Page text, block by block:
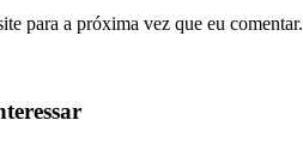
para a próxima vez que eu comentar.